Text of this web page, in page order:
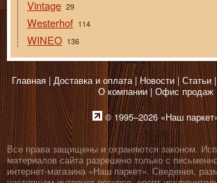
Vintage 29
Westerhof 114
WINEO 136
Главная Доставка и оплата Новости Статьи
О компании Офис продаж
© 1995–2026 «Наш
Все права защищены и охраняются законом.
материалов сайта разрешено только с
интернет-магазина «Наш паркет». Сведения,